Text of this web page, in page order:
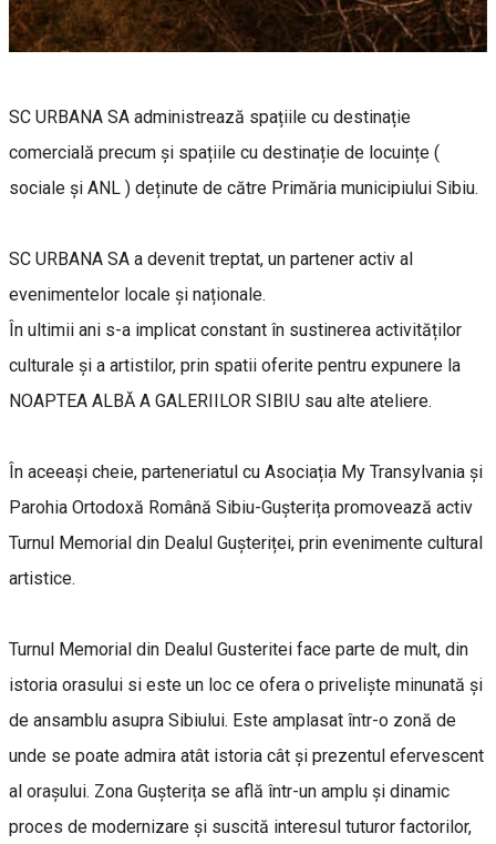
SC URBANA SA administrează spațiile cu destinație
comercială precum și spațiile cu destinație de locuințe (
sociale și ANL ) deținute de către Primăria municipiului Sibiu.
SC URBANA SA a devenit treptat, un partener activ al
evenimentelor locale și naționale.
În ultimii ani s-a implicat constant în sustinerea activităților
culturale și a artistilor, prin spatii oferite pentru expunere la
NOAPTEA ALBĂ A GALERIILOR SIBIU sau alte ateliere.
În aceeași cheie, parteneriatul cu Asociația My Transylvania și
Parohia Ortodoxă Română Sibiu-Gușterița promovează activ
Turnul Memorial din Dealul Gușteriței, prin evenimente cultural
artistice.
Turnul Memorial din Dealul Gusteritei face parte de mult, din
istoria orasului si este un loc ce ofera o priveliște minunată și
de ansamblu asupra Sibiului. Este amplasat într-o zonă de
unde se poate admira atât istoria cât și prezentul efervescent
al orașului. Zona Gușterița se află într-un amplu și dinamic
proces de modernizare și suscită interesul tuturor factorilor,